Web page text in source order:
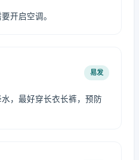
开启空调。
易发
，最好穿长衣长裤，预防